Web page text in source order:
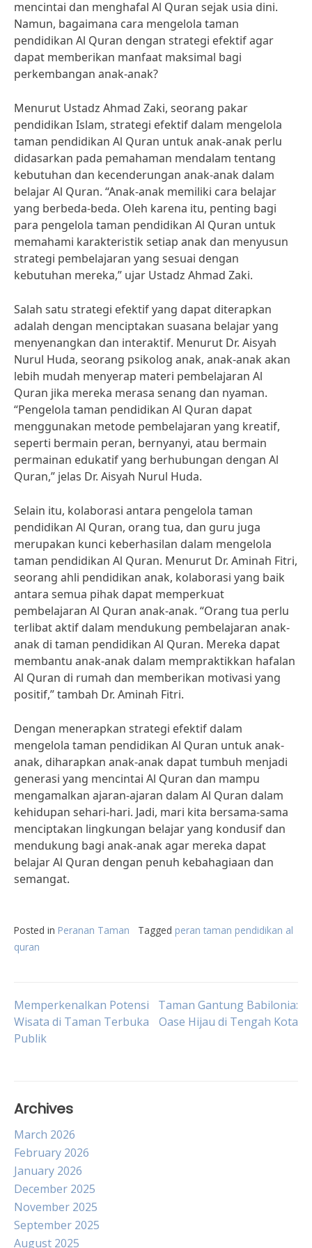
mencintai dan menghafal Al Quran sejak usia dini.
Namun, bagaimana cara mengelola taman
pendidikan Al Quran dengan strategi efektif agar
dapat memberikan manfaat maksimal bagi
perkembangan anak-anak?
Menurut Ustadz Ahmad Zaki, seorang pakar
pendidikan Islam, strategi efektif dalam mengelola
taman pendidikan Al Quran untuk anak-anak perlu
didasarkan pada pemahaman mendalam tentang
kebutuhan dan kecenderungan anak-anak dalam
belajar Al Quran. “Anak-anak memiliki cara belajar
yang berbeda-beda. Oleh karena itu, penting bagi
para pengelola taman pendidikan Al Quran untuk
memahami karakteristik setiap anak dan menyusun
strategi pembelajaran yang sesuai dengan
kebutuhan mereka,” ujar Ustadz Ahmad Zaki.
Salah satu strategi efektif yang dapat diterapkan
adalah dengan menciptakan suasana belajar yang
menyenangkan dan interaktif. Menurut Dr. Aisyah
Nurul Huda, seorang psikolog anak, anak-anak akan
lebih mudah menyerap materi pembelajaran Al
Quran jika mereka merasa senang dan nyaman.
“Pengelola taman pendidikan Al Quran dapat
menggunakan metode pembelajaran yang kreatif,
seperti bermain peran, bernyanyi, atau bermain
permainan edukatif yang berhubungan dengan Al
Quran,” jelas Dr. Aisyah Nurul Huda.
Selain itu, kolaborasi antara pengelola taman
pendidikan Al Quran, orang tua, dan guru juga
merupakan kunci keberhasilan dalam mengelola
taman pendidikan Al Quran. Menurut Dr. Aminah Fitri,
seorang ahli pendidikan anak, kolaborasi yang baik
antara semua pihak dapat memperkuat
pembelajaran Al Quran anak-anak. “Orang tua perlu
terlibat aktif dalam mendukung pembelajaran anak-
anak di taman pendidikan Al Quran. Mereka dapat
membantu anak-anak dalam mempraktikkan hafalan
Al Quran di rumah dan memberikan motivasi yang
positif,” tambah Dr. Aminah Fitri.
Dengan menerapkan strategi efektif dalam
mengelola taman pendidikan Al Quran untuk anak-
anak, diharapkan anak-anak dapat tumbuh menjadi
generasi yang mencintai Al Quran dan mampu
mengamalkan ajaran-ajaran dalam Al Quran dalam
kehidupan sehari-hari. Jadi, mari kita bersama-sama
menciptakan lingkungan belajar yang kondusif dan
mendukung bagi anak-anak agar mereka dapat
belajar Al Quran dengan penuh kebahagiaan dan
semangat.
Posted in Peranan Taman Tagged peran taman pendidikan al
quran
Post
navigation
Memperkenalkan Potensi
Wisata di Taman Terbuka
Publik
Taman Gantung Babilonia:
Oase Hijau di Tengah Kota
Archives
March 2026
February 2026
January 2026
December 2025
November 2025
September 2025
August 2025